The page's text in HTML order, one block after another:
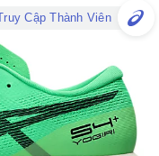
Cập Thành Viên